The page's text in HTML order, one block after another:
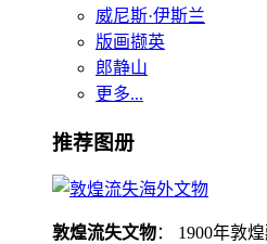
威尼斯·伊斯兰
版画撷英
郎静山
更多...
推荐图册
敦煌流失文物： 1900年敦